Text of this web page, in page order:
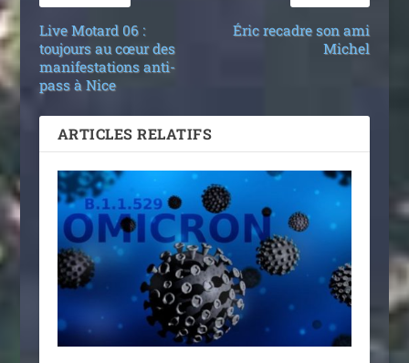
Live Motard 06 :
toujours au cœur des
manifestations anti-
pass à Nice
Éric recadre son ami
Michel
ARTICLES RELATIFS